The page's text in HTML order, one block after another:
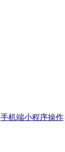
手机端小程序操作